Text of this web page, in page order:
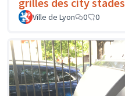
Ville de Lyon 0 0